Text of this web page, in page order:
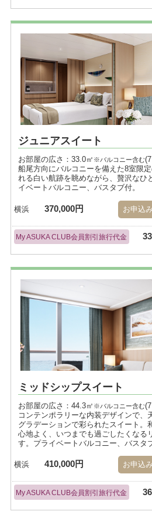
ジュニアスイート
お部屋の広さ：33.0㎡ ※バルコニー含む
船尾方向にバルコニーを備えた8室限
れる白い航跡を眺めながら、贅沢なひ
イベートバルコニー、バスタブ付。
横浜 370,000円 お申込み
My ASUKA CLUB会員割引旅行代金
ミッドシップスイート
お部屋の広さ：44.3㎡ ※バルコニー含む
コンテンポラリーな内装デザインで、
グラデーションで彩られたスイート。
心地よく、いつまでも過ごしたくなる
す。プライベートバルコニー、バスタ
横浜 410,000円 お申込み
My ASUKA CLUB会員割引旅行代金